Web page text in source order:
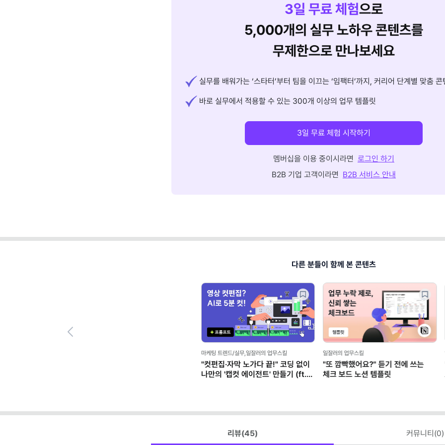
3일 무료 체험으로
5,000개의 실무 노하우 콘텐츠를
무제한으로 만나보세요
실무를 배워가는 ‘스타터’부터 팀을 이끄는 ‘임팩터’까지, 커리어 단계별 맞춤 콘
바로 실무에서 적용할 수 있는 300개 이상의 업무 템플릿
3일 무료 체험 시작하기
멤버십을 이용 중이시라면 로그인 하기
B2B 기업 고객이라면 B2B 서비스 안내
다른 분들이 함께 본 콘텐츠
마케팅 트렌드/실무,일잘러의 업무스킬
"컷편집·자막 노가다 끝!" 코딩 없이
나만의 '캡컷 에이전트' 만들기 (ft.
일잘러의 업무스킬
"또 깜빡했어요?" 듣기 전에 쓰는
체크 보드 노션 템플릿
말 잘하는 똑
AI로 '구두 사
리뷰(45) 커뮤니티(0)